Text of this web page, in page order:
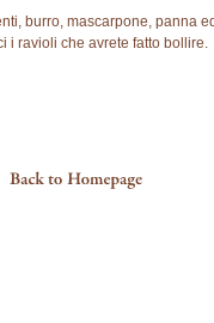
burro, mascarpone, panna
i ravioli che avrete fatto bollire.